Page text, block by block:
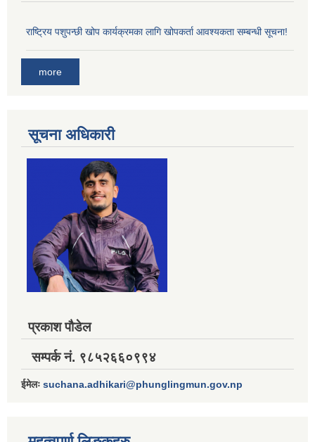
राष्ट्रिय पशुपन्छी खोप कार्यक्रमका लागि खोपकर्ता आवश्यकता सम्बन्धी सूचना!
more
सूचना अधिकारी
प्रकाश पौडेल
सम्पर्क नं. ९८५२६६०९९४
ईमेलः suchana.adhikari@phunglingmun.gov.np